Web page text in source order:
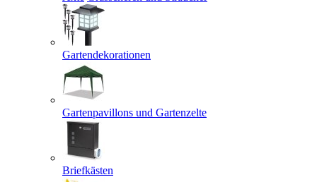
Gartendekorationen
Gartenpavillons und Gartenzelte
Briefkästen